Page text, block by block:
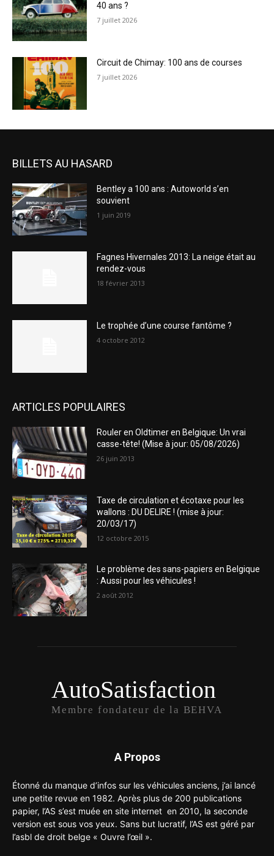
40 ans ?
7 juillet 2026
Circuit de Chimay: 100 ans de courses
7 juillet 2026
BILLETS AU HASARD
Bentley a 100 ans : Autoworld s’en
souvient
1 juin 2019
Fagnes Hivernales 2013: La neige était au
rendez-vous
18 février 2013
Le trophée d’une course fantôme ?
4 octobre 2012
ARTICLES POPULAIRES
Rouler en Oldtimer en Belgique: Un vrai
casse-tête! (Mise à jour: 05/08/2026)
26 juin 2013
Taxe de circulation et écotaxe pour les
wallons : DU DELIRE ! (mise à jour:
20/03/17)
12 octobre 2015
Le problème des sans-papiers en Belgique
: Aussi pour les véhicules !
2 août 2012
AutoSatisfaction
Membre fondateur de la BEHVA
A Propos
Étonné du manque d’infos sur les véhicules anciens, j’ai lancé
une petite revue en 1982. Après plus de 200 publications
papier, l’AS s’est muée en site internet en 2010, la seconde
version est sous vos yeux. Sans but lucratif, l’AS est géré par
l’asbl de droit belge « Ouvre l’œil ».